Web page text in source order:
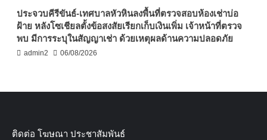
ประจวบคีรีขันธ์-เทศบาลหัวหินลงพื้นที่ตรวจสอบห้องเช่าบ่อ
ฝ้าย หลังโซเชียลตั้งข้อสงสัยเรียกเก็บเงินเพิ่ม เจ้าหน้าที่ตรวจ
พบ มีการระบุในสัญญาเช่า ด้วยเหตุผลด้านความปลอดภัย
admin2 06/08/2026
ติดต่อ​ โฆษณา​ ประชาสัมพันธ์